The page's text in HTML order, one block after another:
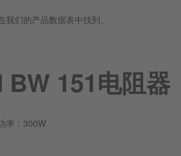
们的产品数据表中找到。
BW 151电阻器
率：300W